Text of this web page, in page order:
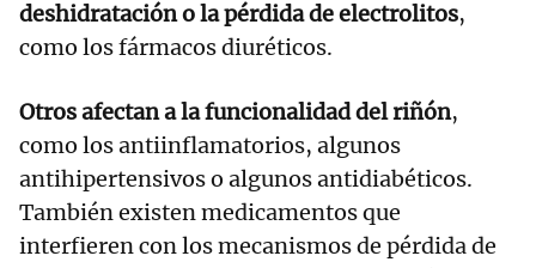
deshidratación o la pérdida de electrolitos,
como los fármacos diuréticos.
Otros afectan a la funcionalidad del riñón,
como los antiinflamatorios, algunos
antihipertensivos o algunos antidiabéticos.
También existen medicamentos que
interfieren con los mecanismos de pérdida de